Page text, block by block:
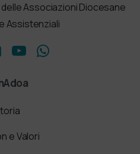
Associazioni Diocesane
Assistenziali
e Valori